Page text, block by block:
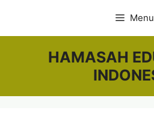
content
Menu
HAMASAH